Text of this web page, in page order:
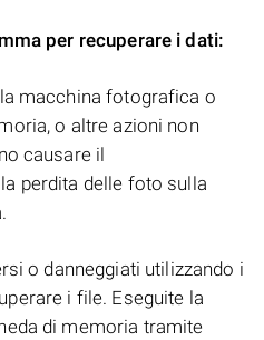
per recuperare i dati:
macchina fotografica o
o altre azioni non
causare il
perdita delle foto sulla
o danneggiati utilizzando i
i file. Eseguite la
di memoria tramite